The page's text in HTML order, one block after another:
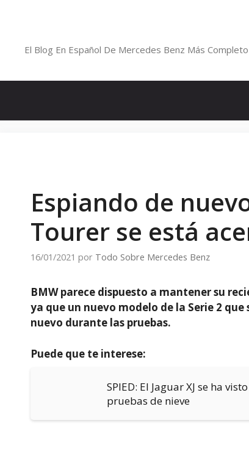
El Blog En Español De Mercedes Benz Más Completo
Espiando de
Tourer se está
16/01/2021 por Todo Sobre Mercedes Benz
BMW parece dispuesto a mantener su
ya que un nuevo modelo de la Serie 2
nuevo durante las pruebas.
Puede que te interese:
SPIED: El Jaguar XJ se ha
pruebas de nieve